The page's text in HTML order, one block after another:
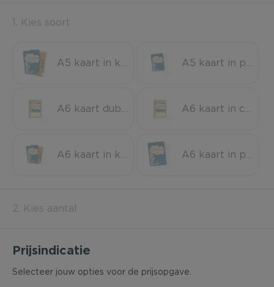
1. Kies soort
A5 kaart in kraft envelop A5 kaart in pergamijn envelop
A6 kaart dubbel in cadeaudoosje A6 kaart in cadeaudoosje
A6 kaart in kraft envelop A6 kaart in pergamijn envelop
2. Kies aantal
Prijsindicatie
Selecteer jouw opties voor de prijsopgave.